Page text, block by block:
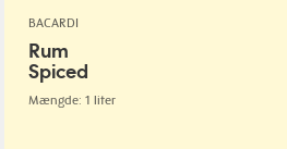
BACARDI
Rum
Spiced
Mængde: 1 liter